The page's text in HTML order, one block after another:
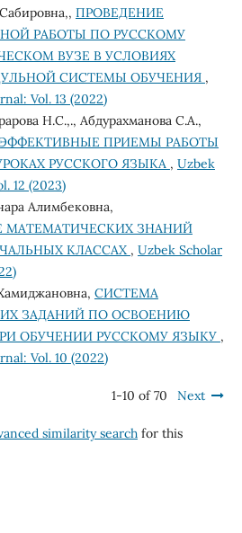
ПРОВЕДЕНИЕ
РАБОТЫ ПО РУССКОМУ
ВУЗЕ В УСЛОВИЯХ
СИСТЕМЫ ОБУЧЕНИЯ ,
Vol. 13 (2022)
Н.С.,., Абдурахманова С.А.,
ПРИЕМЫ РАБОТЫ
РУССКОГО ЯЗЫКА , Uzbek
12 (2023)
Алимбековна,
МАТЕМАТИЧЕСКИХ ЗНАНИЙ
КЛАССАХ , Uzbek Scholar
СИСТЕМА
ЗАДАНИЙ ПО ОСВОЕНИЮ
ОБУЧЕНИИ РУССКОМУ ЯЗЫКУ ,
Vol. 10 (2022)
1-10 of 70 Next
similarity searchfor this